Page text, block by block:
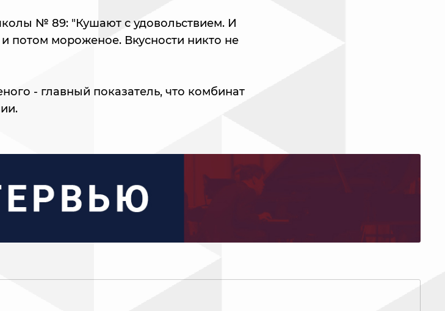
№ 89: "Кушают с удовольствием. И
потом мороженое. Вкусности никто не
- главный показатель, что комбинат